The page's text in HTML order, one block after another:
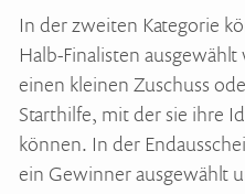
In der zweiten Kategorie
Halb-Finalisten
einen kleinen Zuschuss
Starthilfe, mit der sie ihre
können. In der
ein Gewinner ausgewählt